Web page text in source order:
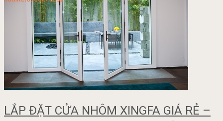
LẮP ĐẶT CỬA NHÔM XINGFA GIÁ RẺ –